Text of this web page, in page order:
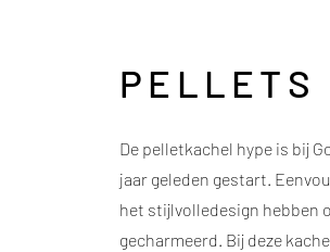
PELLETS
De pelletkachel hype is bij
jaar geleden gestart.
het stijlvolledesign hebben
gecharmeerd. Bij deze